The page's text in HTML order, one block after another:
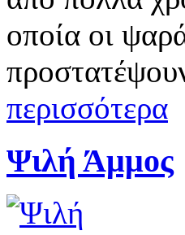
οποία οι
περισσότερα
Ψιλή Άμμος